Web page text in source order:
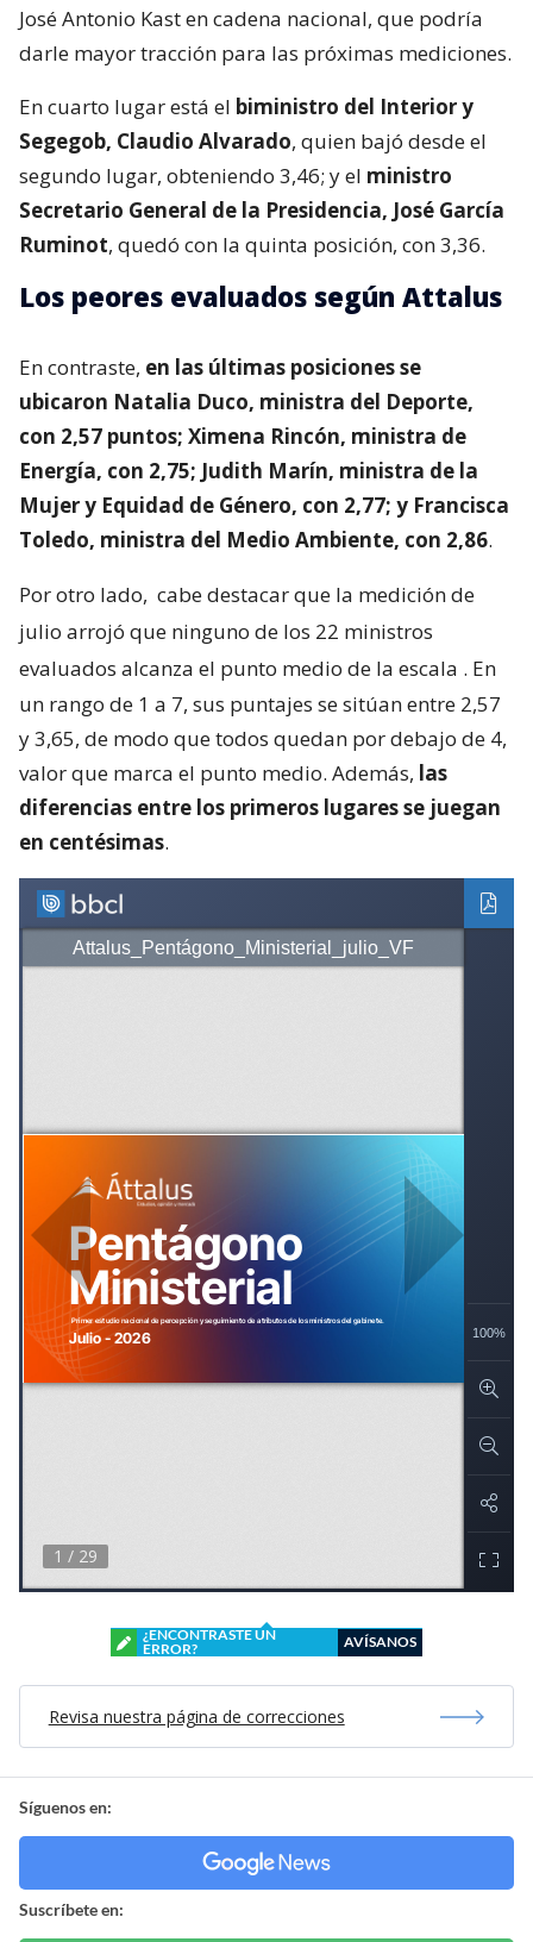
José Antonio Kast en cadena nacional, que podría
darle mayor tracción para las próximas mediciones.
En cuarto lugar está el biministro del Interior y
Segegob, Claudio Alvarado, quien bajó desde el
segundo lugar, obteniendo 3,46; y el ministro
Secretario General de la Presidencia, José García
Ruminot, quedó con la quinta posición, con 3,36.
Los peores evaluados según Attalus
En contraste, en las últimas posiciones se
ubicaron Natalia Duco, ministra del Deporte,
con 2,57 puntos; Ximena Rincón, ministra de
Energía, con 2,75; Judith Marín, ministra de la
Mujer y Equidad de Género, con 2,77; y Francisca
Toledo, ministra del Medio Ambiente, con 2,86.
Por otro lado, cabe destacar que la medición de
julio arrojó que ninguno de los 22 ministros
evaluados alcanza el punto medio de la escala . En
un rango de 1 a 7, sus puntajes se sitúan entre 2,57
y 3,65, de modo que todos quedan por debajo de 4,
valor que marca el punto medio. Además, las
diferencias entre los primeros lugares se juegan
en centésimas.
¿ENCONTRASTE UN
ERROR?
AVÍSANOS
Revisa nuestra página de correcciones
Síguenos en:
Suscríbete en: